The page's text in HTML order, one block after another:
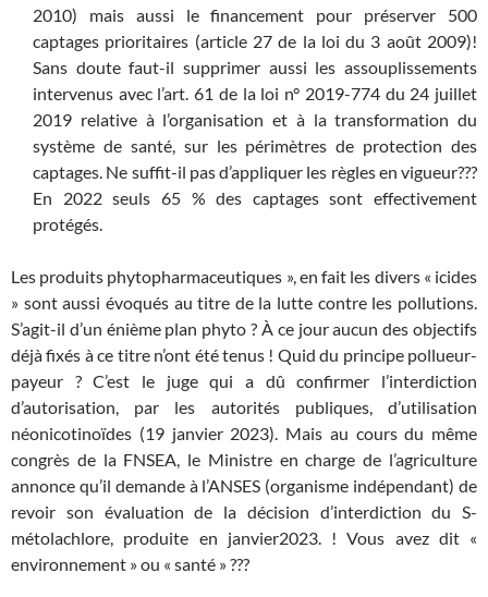
2010) mais aussi le financement pour préserver 500
captages prioritaires (article 27 de la loi du 3 août 2009)!
Sans doute faut-il supprimer aussi les assouplissements
intervenus avec l’art. 61 de la loi n° 2019-774 du 24 juillet
2019 relative à l’organisation et à la transformation du
système de santé, sur les périmètres de protection des
captages. Ne suffit-il pas d’appliquer les règles en vigueur???
En 2022 seuls 65 % des captages sont effectivement
protégés.
Les produits phytopharmaceutiques », en fait les divers « icides
» sont aussi évoqués au titre de la lutte contre les pollutions.
S’agit-il d’un énième plan phyto ? À ce jour aucun des objectifs
déjà fixés à ce titre n’ont été tenus ! Quid du principe pollueur-
payeur ? C’est le juge qui a dû confirmer l’interdiction
d’autorisation, par les autorités publiques, d’utilisation
néonicotinoïdes (19 janvier 2023). Mais au cours du même
congrès de la FNSEA, le Ministre en charge de l’agriculture
annonce qu’il demande à l’ANSES (organisme indépendant) de
revoir son évaluation de la décision d’interdiction du S-
métolachlore, produite en janvier2023. ! Vous avez dit «
environnement » ou « santé » ???